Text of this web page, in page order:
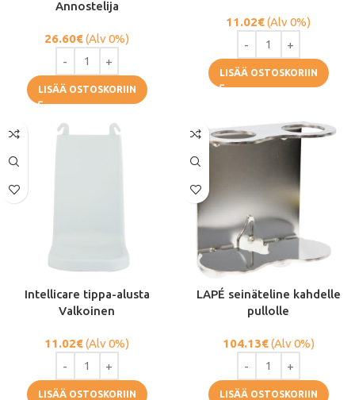
Annostelija
26.60€(Alv 0%)
LISÄÄ OSTOSKORIIN
11.02€(Alv 0%)
LISÄÄ OSTOSKORIIN
Intellicare tippa-alusta
Valkoinen
11.02€(Alv 0%)
LISÄÄ OSTOSKORIIN
LAPÉ seinäteline kahdelle
pullolle
104.13€(Alv 0%)
LISÄÄ OSTOSKORIIN